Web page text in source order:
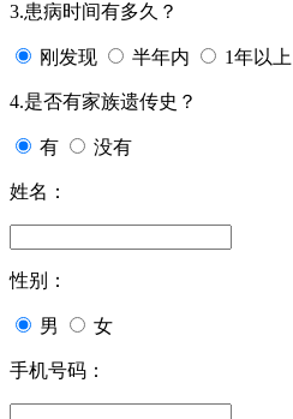
3.患病时间有多久？
刚发现 半年内 1年以上
4.是否有家族遗传史？
有 没有
姓名：
性别：
男 女
手机号码：